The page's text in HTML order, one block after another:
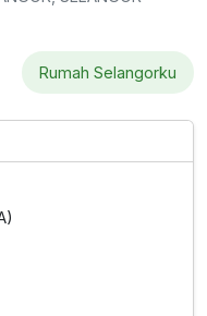
Rumah Selangorku